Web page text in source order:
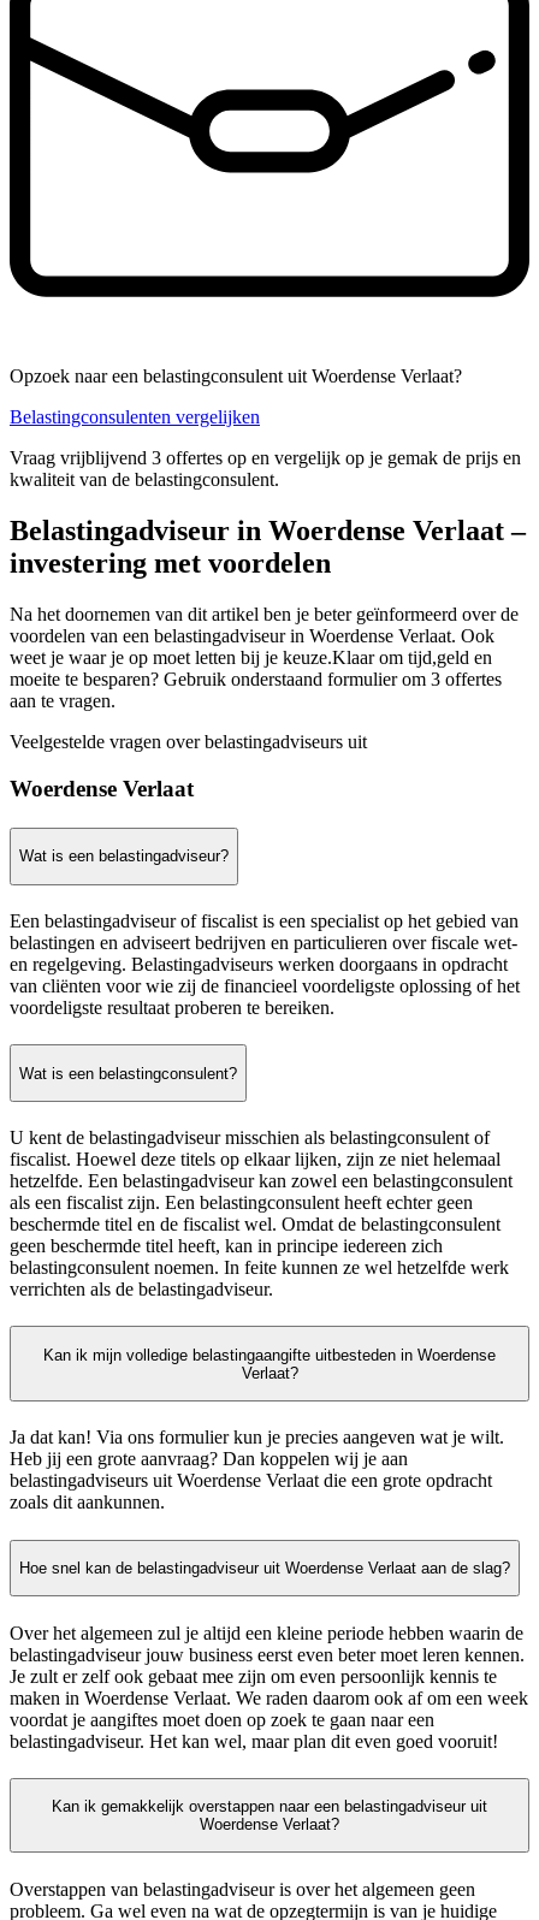
Opzoek naar een belastingconsulent uit Woerdense Verlaat?
Belastingconsulenten vergelijken
Vraag vrijblijvend 3 offertes op en vergelijk op je gemak de prijs en
kwaliteit van de belastingconsulent.
Belastingadviseur in Woerdense Verlaat –
investering met voordelen
Na het doornemen van dit artikel ben je beter geïnformeerd over de
voordelen van een belastingadviseur in Woerdense Verlaat. Ook
weet je waar je op moet letten bij je keuze.Klaar om tijd,geld en
moeite te besparen? Gebruik onderstaand formulier om 3 offertes
aan te vragen.
Veelgestelde vragen over belastingadviseurs uit
Woerdense Verlaat
Wat is een belastingadviseur?
Een belastingadviseur of fiscalist is een specialist op het gebied van
belastingen en adviseert bedrijven en particulieren over fiscale wet-
en regelgeving. Belastingadviseurs werken doorgaans in opdracht
van cliënten voor wie zij de financieel voordeligste oplossing of het
voordeligste resultaat proberen te bereiken.
Wat is een belastingconsulent?
U kent de belastingadviseur misschien als belastingconsulent of
fiscalist. Hoewel deze titels op elkaar lijken, zijn ze niet helemaal
hetzelfde. Een belastingadviseur kan zowel een belastingconsulent
als een fiscalist zijn. Een belastingconsulent heeft echter geen
beschermde titel en de fiscalist wel. Omdat de belastingconsulent
geen beschermde titel heeft, kan in principe iedereen zich
belastingconsulent noemen. In feite kunnen ze wel hetzelfde werk
verrichten als de belastingadviseur.
Kan ik mijn volledige belastingaangifte uitbesteden in Woerdense
Verlaat?
Ja dat kan! Via ons formulier kun je precies aangeven wat je wilt.
Heb jij een grote aanvraag? Dan koppelen wij je aan
belastingadviseurs uit Woerdense Verlaat die een grote opdracht
zoals dit aankunnen.
Hoe snel kan de belastingadviseur uit Woerdense Verlaat aan de slag?
Over het algemeen zul je altijd een kleine periode hebben waarin de
belastingadviseur jouw business eerst even beter moet leren kennen.
Je zult er zelf ook gebaat mee zijn om even persoonlijk kennis te
maken in Woerdense Verlaat. We raden daarom ook af om een week
voordat je aangiftes moet doen op zoek te gaan naar een
belastingadviseur. Het kan wel, maar plan dit even goed vooruit!
Kan ik gemakkelijk overstappen naar een belastingadviseur uit
Woerdense Verlaat?
Overstappen van belastingadviseur is over het algemeen geen
probleem. Ga wel even na wat de opzegtermijn is van je huidige